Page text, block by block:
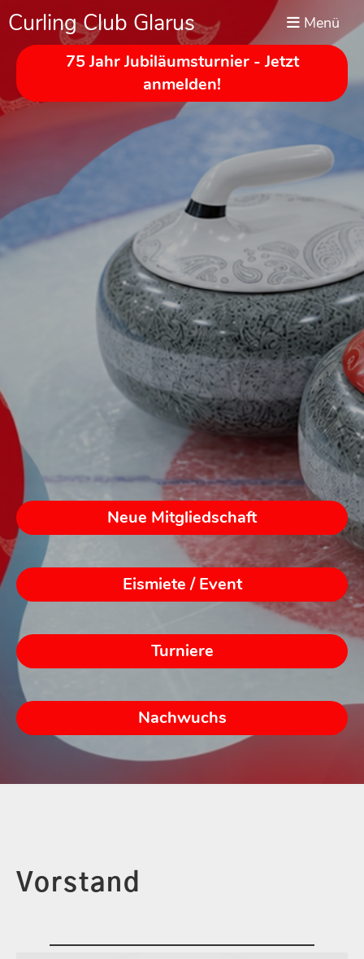
Curling Club Glarus Menü
75 Jahr Jubiläumsturnier - Jetzt
anmelden!
Neue Mitgliedschaft
Eismiete / Event
Turniere
Nachwuchs
Vorstand